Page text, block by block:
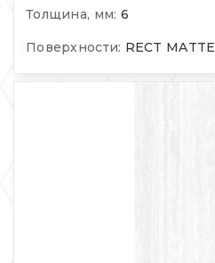
Толщина, мм: 6
Поверхности: RECT MATTE